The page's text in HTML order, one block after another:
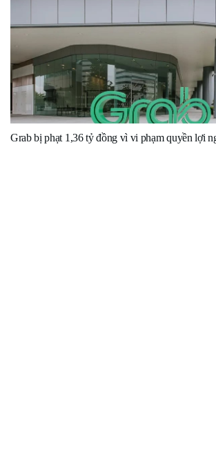
Grab bị phạt 1,36 tỷ đồng vì vi phạm quyền lợi